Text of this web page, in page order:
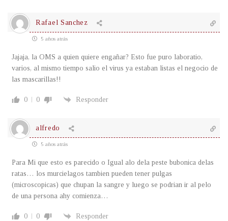
Rafael Sanchez
5 años atrás
Jajaja, la OMS a quien quiere engañar? Esto fue puro laboratio,
varios, al mismo tiempo salio el virus ya estaban listas el negocio de
las mascarillas!!
0 0 Responder
alfredo
5 años atrás
Para Mi que esto es parecido o Igual alo dela peste bubonica delas
ratas… los murcielagos tambien pueden tener pulgas
(microscopicas) que chupan la sangre y luego se podrian ir al pelo
de una persona ahy comienza…
0 0 Responder